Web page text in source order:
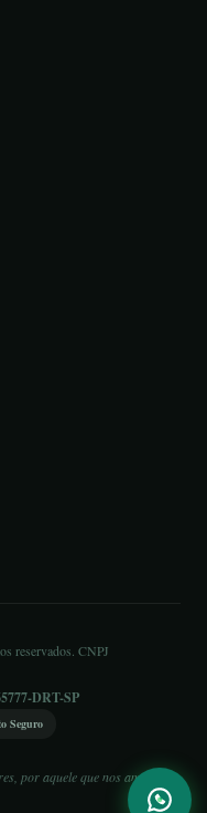
reservados. CNPJ
DRT-SP
Seguro
por aquele que nos amou.” —